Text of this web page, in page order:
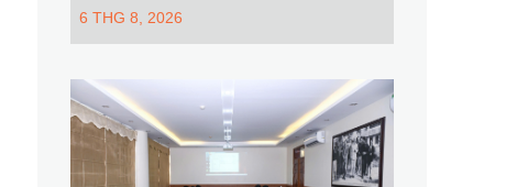
6 THG 8, 2026